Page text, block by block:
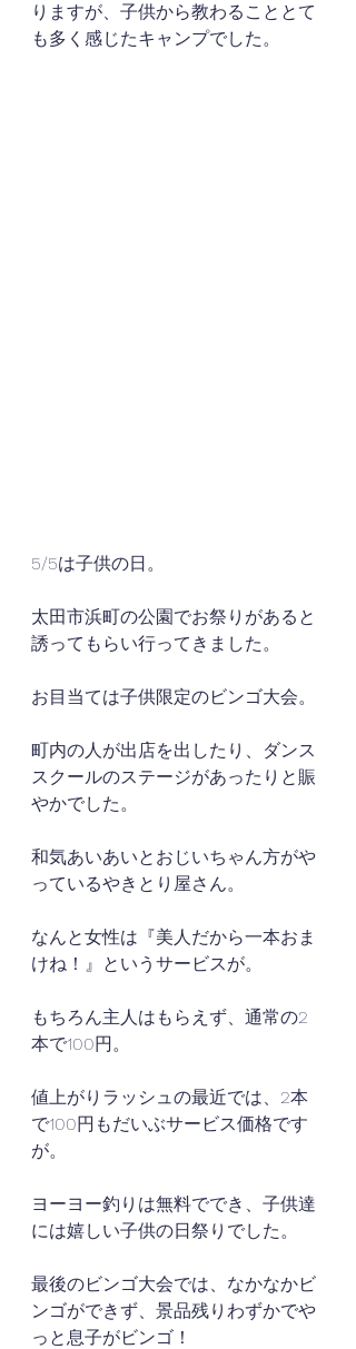
りますが、子供から教わることとて
も多く感じたキャンプでした。
5/5は子供の日。
太田市浜町の公園でお祭りがあると
誘ってもらい行ってきました。
お目当ては子供限定のビンゴ大会。
町内の人が出店を出したり、ダンス
スクールのステージがあったりと賑
やかでした。
和気あいあいとおじいちゃん方がや
っているやきとり屋さん。
なんと女性は『美人だから一本おま
けね！』というサービスが。
もちろん主人はもらえず、通常の2
本で100円。
値上がりラッシュの最近では、2本
で100円もだいぶサービス価格です
が。
ヨーヨー釣りは無料ででき、子供達
には嬉しい子供の日祭りでした。
最後のビンゴ大会では、なかなかビ
ンゴができず、景品残りわずかでや
っと息子がビンゴ！